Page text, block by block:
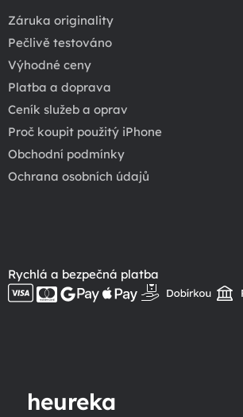
Záruka originality
Pečlivě testováno
Výhodné ceny
Platba a doprava
Ceník služeb a oprav
Proč koupit použitý iPhone
Obchodní podmínky
Ochrana osobních údajů
Rychlá a bezpečná platba
heureka